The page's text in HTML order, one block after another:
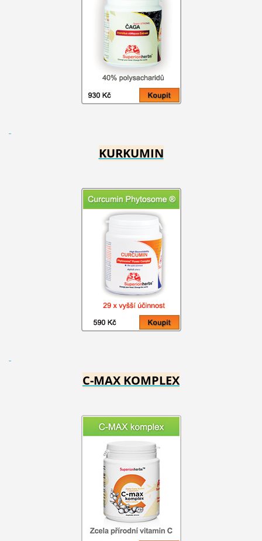
KURKUMIN
C-MAX KOMPLEX